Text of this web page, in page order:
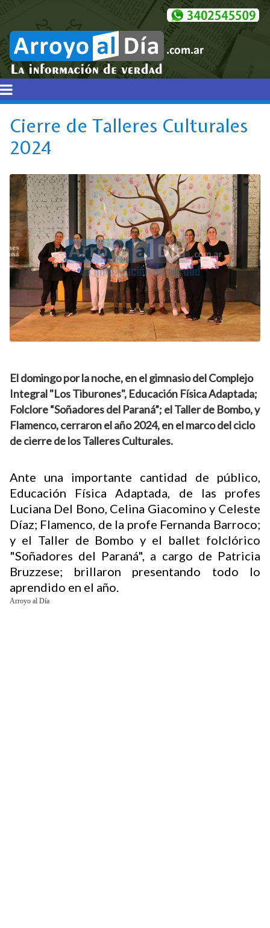
Cierre de Talleres Culturales
2024
El domingo por la noche, en el gimnasio del Complejo
Integral "Los Tiburones", Educación Física Adaptada;
Folclore “Soñadores del Paraná”; el Taller de Bombo, y
Flamenco, cerraron el año 2024, en el marco del ciclo
de cierre de los Talleres Culturales.
Ante una importante cantidad de público,
Educación Física Adaptada, de las profes
Luciana Del Bono, Celina Giacomino y Celeste
Díaz; Flamenco, de la profe Fernanda Barroco;
y el Taller de Bombo y el ballet folclórico
"Soñadores del Paraná", a cargo de Patricia
Bruzzese; brillaron presentando todo lo
aprendido en el año.
Arroyo al Día